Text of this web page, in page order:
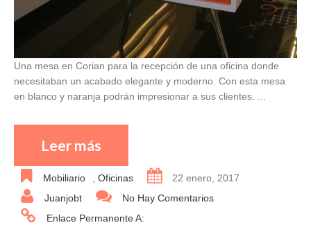
Una mesa en Corian para la recepción de una oficina donde
necesitaban un acabado elegante y moderno. Con esta mesa
en blanco y naranja podrán impresionar a sus clientes. ...
Leer más
Mobiliario , Oficinas
22 enero, 2017
Juanjobt
No Hay Comentarios
Enlace Permanente A: